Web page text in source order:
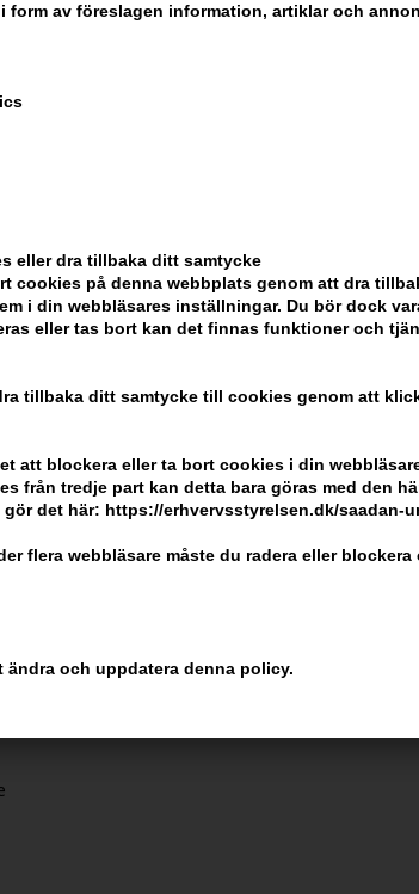
form av föreslagen information, artiklar och
eller dra tillbaka ditt samtycke
cookies på denna webbplats genom att dra
i din webbläsares inställningar. Du bör dock
eller tas bort kan det finnas funktioner och
tillbaka ditt samtycke till cookies genom att
att blockera eller ta bort cookies i din
från tredje part kan detta bara göras med den
gör det här: https://erhvervsstyrelsen.dk/saadan-
flera webbläsare måste du radera eller blockera
och uppdatera denna policy.
beställning
100%